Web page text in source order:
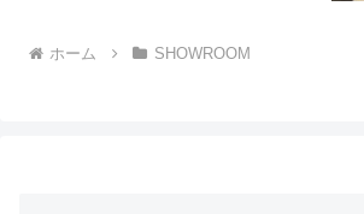
ホーム SHOWROOM